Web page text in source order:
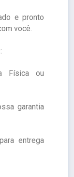
e pronto
você.
Física ou
garantia
entrega